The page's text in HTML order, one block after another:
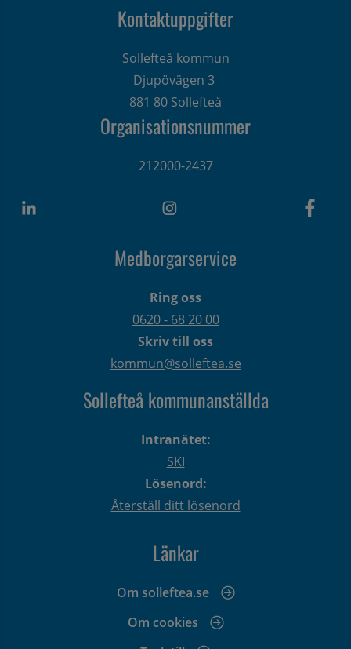
Kontaktuppgifter
Sollefteå kommun
Djupövägen 3
881 80 Sollefteå
Organisationsnummer
212000-2437
Medborgarservice
Ring oss
0620 - 68 20 00
Skriv till oss
kommun@solleftea.se
Sollefteå kommunanställda
Intranätet:
SKI
Lösenord:
Återställ ditt lösenord
Länkar
Om solleftea.se
Om cookies